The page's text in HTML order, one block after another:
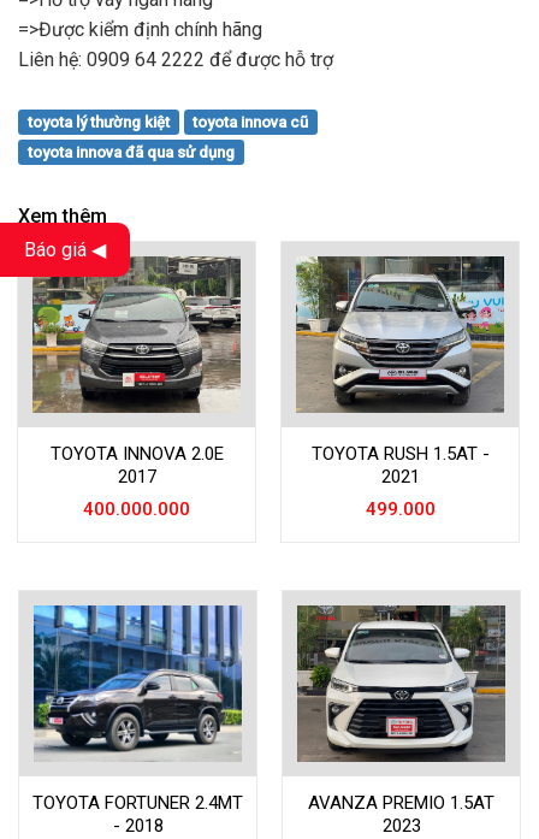
=>Được kiểm định chính hãng
Liên hệ: 0909 64 2222 để được hỗ trợ
toyota lý thường kiệt
toyota innova cũ
toyota innova đã qua sử dụng
Xem thêm
TOYOTA INNOVA 2.0E
2017
400.000.000
TOYOTA RUSH 1.5AT -
2021
499.000
TOYOTA FORTUNER 2.4MT
- 2018
AVANZA PREMIO 1.5AT
2023
Báo giá ◀